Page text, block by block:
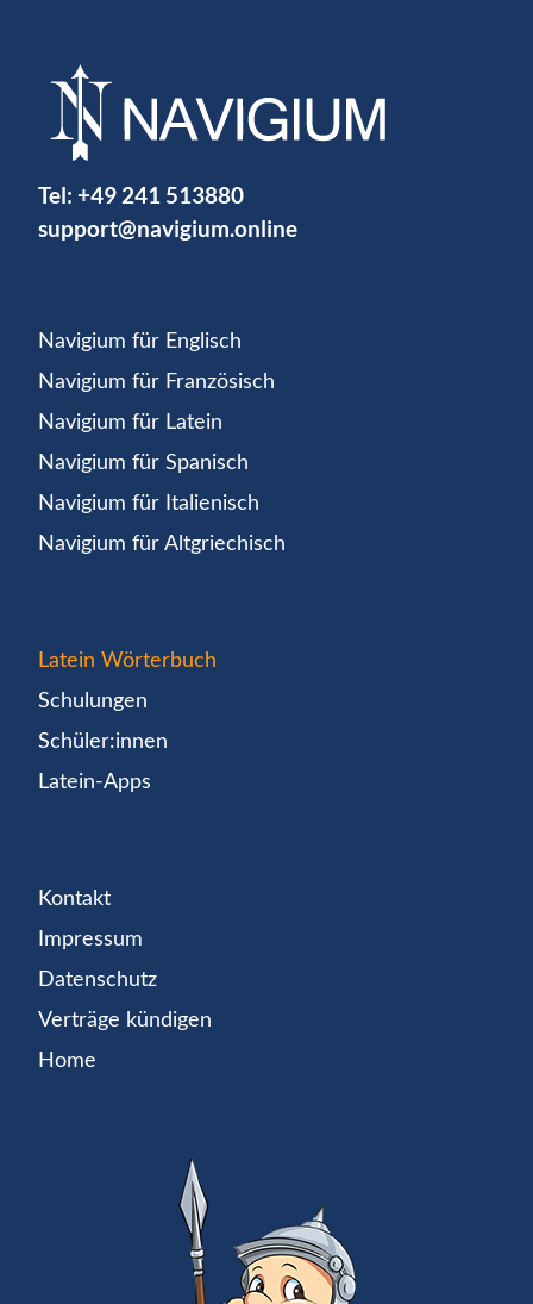
Tel: +49 241 513880
support@navigium.online
Navigium für Englisch
Navigium für Französisch
Navigium für Latein
Navigium für Spanisch
Navigium für Italienisch
Navigium für Altgriechisch
Latein Wörterbuch
Schulungen
Schüler:innen
Latein-Apps
Kontakt
Impressum
Datenschutz
Verträge kündigen
Home